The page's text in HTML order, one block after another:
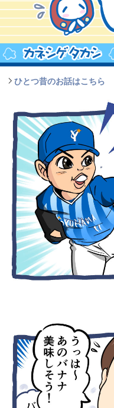
ひとつ昔のお話はこちら